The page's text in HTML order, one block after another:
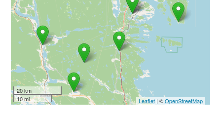
20 km
10 mi
Leaflet| ©OpenStreetMap